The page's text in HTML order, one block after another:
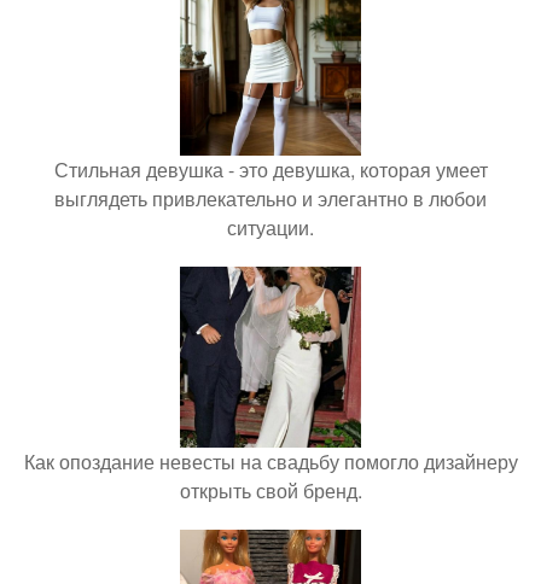
Стильная девушка - это девушка, которая умеет
выглядеть привлекательно и элегантно в любои
ситуации.
Как опоздание невесты на свадьбу помогло дизайнеру
открыть свой бренд.